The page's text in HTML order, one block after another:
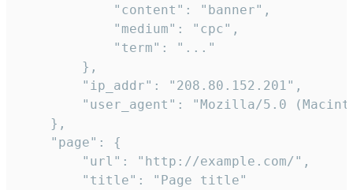
            "content": "banner",
            "medium": "cpc",
            "term": "..."
        },
        "ip_addr": "208.80.152.201",
"user_agent": "Mozilla/5.0
    },
    "page": {
        "url": "http://example.com/",
        "title": "Page title"